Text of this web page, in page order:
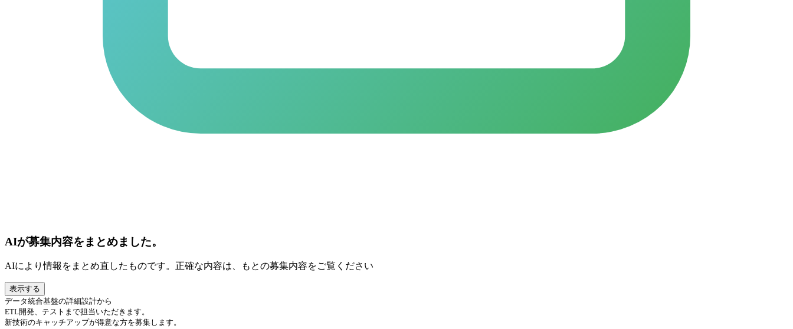
AIが募集内容をまとめました。
AIにより情報をまとめ直したものです。正確な内容は、もとの募集内容をご覧ください
表示する
データ統合基盤の詳細設計から
ETL開発、テストまで担当いただきます。
新技術のキャッチアップが得意な方を募集します。